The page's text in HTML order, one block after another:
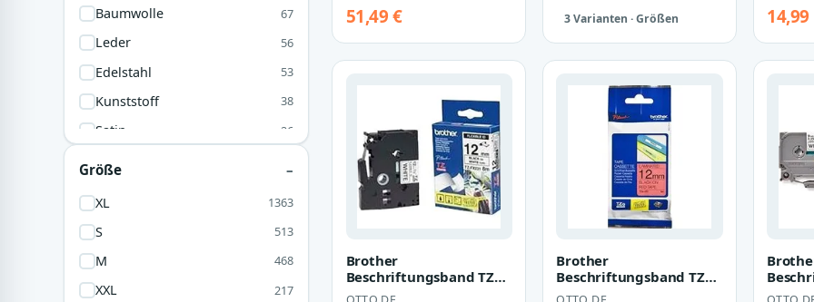
Baumwolle 67
Leder 56
Edelstahl 53
Kunststoff 38
Satin 26
Größe
XL 1363
S 513
M 468
XXL 217
51,49 € 3 Varianten · Größen 14,99
Brother
Beschriftungsband TZe-
FX231
Brother
Beschriftungsband TZe-
431
221